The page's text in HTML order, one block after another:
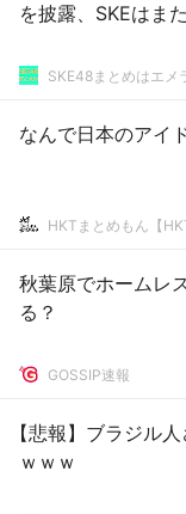
を披露、SKEはま
SKE48まとめはエメ
なんで日本のアイ
HKTまとめもん【
秋葉原でホームレ
る？
GOSSIP速報
【悲報】ブラジル
ｗｗｗ